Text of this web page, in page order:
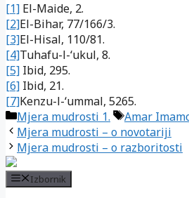
[1] El-Maide, 2.
[2]El-Bihar, 77/166/3.
[3]El-Hisal, 110/81.
[4]Tuhafu-l-‘ukul, 8.
[5] Ibid, 295.
[6] Ibid, 21.
[7]Kenzu-l-‘ummal, 5265.
Kategorije
Mjera mudrosti 1. Oznake
Amar
Mjera mudrosti – o novotariji
Mjera mudrosti – o razboritosti
Izbornik